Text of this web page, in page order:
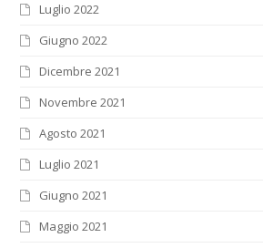
Luglio 2022
Giugno 2022
Dicembre 2021
Novembre 2021
Agosto 2021
Luglio 2021
Giugno 2021
Maggio 2021